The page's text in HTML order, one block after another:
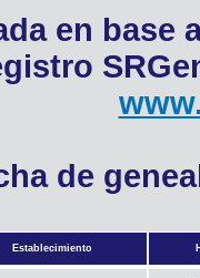
en base
de
Establecimiento